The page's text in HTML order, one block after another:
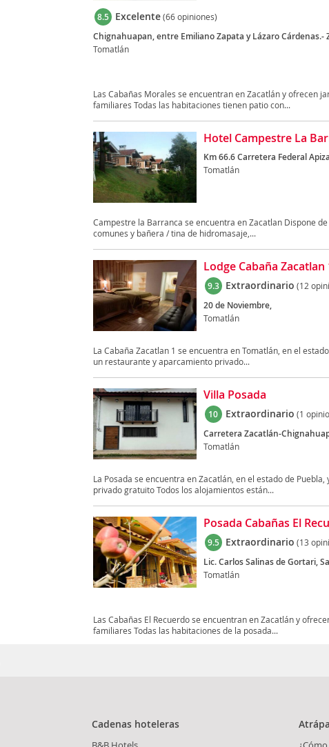
8.5 Excelente(66 opiniones)
Chignahuapan, entre Emiliano Zapata y Lázaro Cárdenas.-
Tomatlán
Las Cabañas Morales se encuentran en Zacatlán y ofrecen
familiares Todas las habitaciones tienen patio con...
Hotel Campestre La
Km 66.6 Carretera Federal
Tomatlán
Campestre la Barranca se encuentra en Zacatlan Dispone
comunes y bañera / tina de hidromasaje,...
Lodge Cabaña Zacatlan
9.3 Extraordinario (12
20 de Noviembre,
Tomatlán
La Cabaña Zacatlan 1 se encuentra en Tomatlán, en el
un restaurante y aparcamiento privado...
Villa Posada
10 Extraordinario (1
Carretera Zacatlán-
Tomatlán
La Posada se encuentra en Zacatlán, en el estado de
privado gratuito Todos los alojamientos están...
Posada Cabañas El
9.5 Extraordinario (13
Lic. Carlos Salinas de Gortari,
Tomatlán
Las Cabañas El Recuerdo se encuentran en Zacatlán y
familiares Todas las habitaciones de la posada...
Cadenas hoteleras